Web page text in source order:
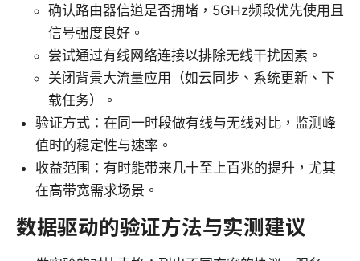
确认路由器信道是否拥堵，5GHz频段优先使用且
信号强度良好。
尝试通过有线网络连接以排除无线干扰因素。
关闭背景大流量应用（如云同步、系统更新、下
载任务）。
验证方式：在同一时段做有线与无线对比，监测峰
值时的稳定性与速率。
收益范围：有时能带来几十至上百兆的提升，尤其
在高带宽需求场景。
数据驱动的验证方法与实测建议